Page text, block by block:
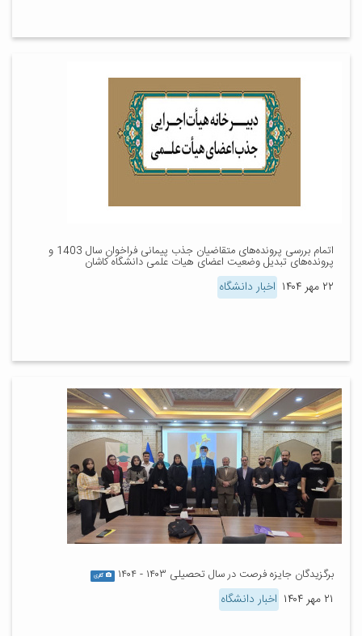
اتمام بررسی پرونده‌های متقاضیان جذب پیمانی فراخوان سال 1403 و
پرونده‌های تبدیل وضعیت اعضای هیات علمی دانشگاه کاشان
۲۲ مهر ۱۴۰۴ اخبار دانشگاه
برگزیدگان جایزه فرصت در سال تحصیلی ۱۴۰۳ - ۱۴۰۴ گالری
۲۱ مهر ۱۴۰۴ اخبار دانشگاه